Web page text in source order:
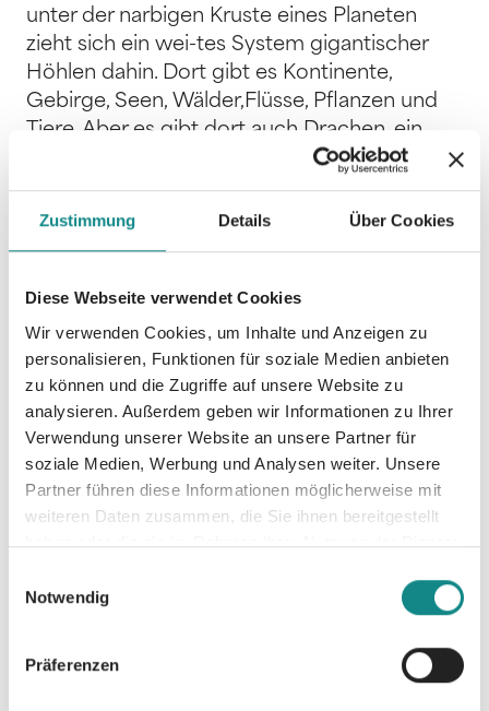
Zustimmung Details Über Cookies
Diese Webseite verwendet Cookies
Wir verwenden Cookies, um Inhalte und Anzeigen zu
personalisieren, Funktionen für soziale Medien anbieten
zu können und die Zugriffe auf unsere Website zu
analysieren. Außerdem geben wir Informationen zu Ihrer
Verwendung unserer Website an unsere Partner für
soziale Medien, Werbung und Analysen weiter. Unsere
Partner führen diese Informationen möglicherweise mit
weiteren Daten zusammen, die Sie ihnen bereitgestellt
haben oder die sie im Rahmen Ihrer Nutzung der Dienste
Notwendig
Präferenzen
unter der narbigen Kruste eines Planeten
zieht sich ein wei-tes System gigantischer
Höhlen dahin. Dort gibt es Kontinente,
Gebirge, Seen, Wälder,Flüsse, Pflanzen und
Tiere. Aber es gibt dort auch Drachen, ein
Menschenvolk und...Magie. Und ein uraltes
Geheimnis, von dem heute niemand mehr
etwas ahnt...
Informationen